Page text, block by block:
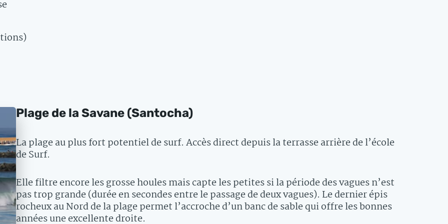
Plage de la Savane (Santocha)
La plage au plus fort potentiel de surf. Accès direct depuis la terrasse arrière de l’école
de Surf.
Elle filtre encore les grosse houles mais capte les petites si la période des vagues n’est
pas trop grande (durée en secondes entre le passage de deux vagues). Le dernier épis
rocheux au Nord de la plage permet l’accroche d’un banc de sable qui offre les bonnes
années une excellente droite.